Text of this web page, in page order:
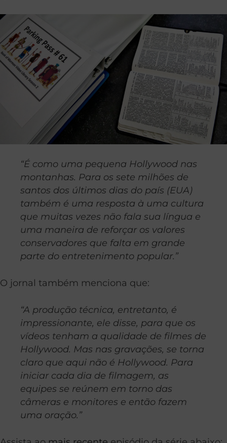
“É como uma pequena Hollywood nas
montanhas. Para os sete milhões de
santos dos últimos dias do país (EUA)
também é uma resposta à uma cultura
que muitas vezes não fala sua língua e
uma maneira de reforçar os valores
conservadores que falta em grande
parte do entretenimento popular.”
O jornal também menciona que:
“A produção técnica, entretanto, é
impressionante, ele disse, para que os
vídeos tenham a qualidade de filmes de
Hollywood. Mas nas gravações, se torna
claro que aqui não é Hollywood. Para
iniciar cada dia de filmagem, as
equipes se reúnem em torno das
câmeras e monitores e então fazem
uma oração.”